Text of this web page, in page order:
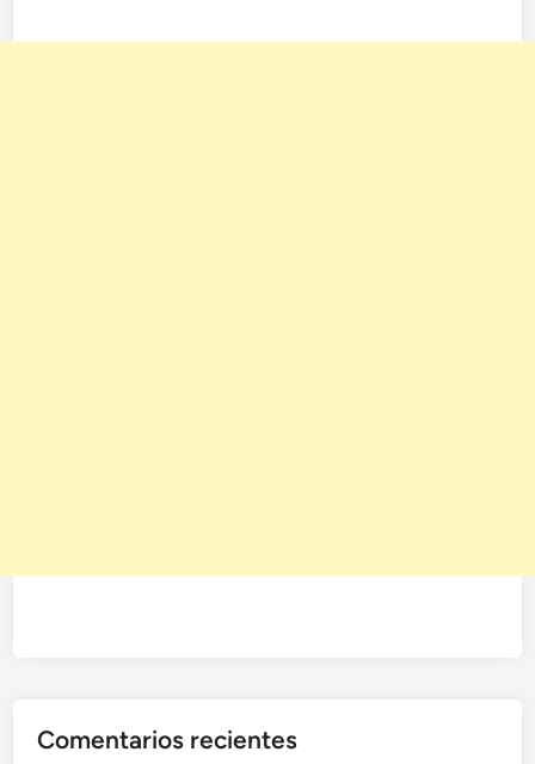
Comentarios recientes